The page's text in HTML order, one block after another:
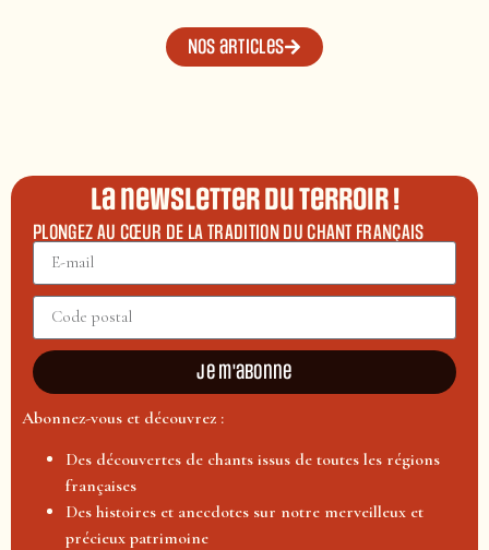
Nos articles
La newsletter du terroir !
PLONGEZ AU CŒUR DE LA TRADITION DU CHANT FRANÇAIS
Je m'abonne
Abonnez-vous et découvrez :
Des découvertes de chants issus de toutes les régions
françaises
Des histoires et anecdotes sur notre merveilleux et
précieux patrimoine